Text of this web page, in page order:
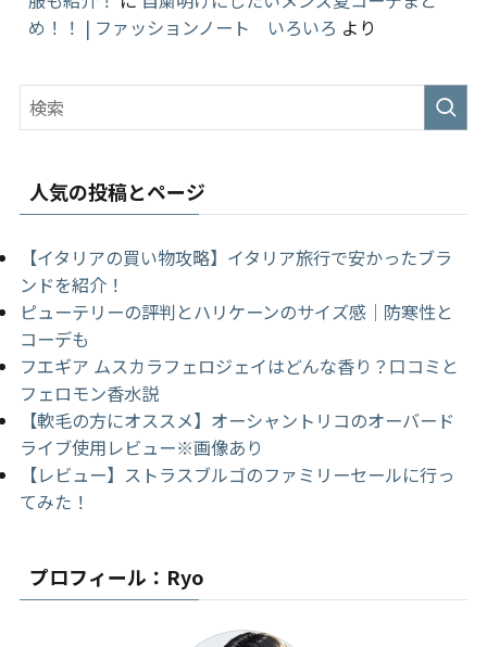
め！！ | ファッションノート いろいろ より
人気の投稿とページ
【イタリアの買い物攻略】イタリア旅行で安かったブラ
ンドを紹介！
ピューテリーの評判とハリケーンのサイズ感｜防寒性と
コーデも
フエギア ムスカラフェロジェイはどんな香り？口コミと
フェロモン香水説
【軟毛の方にオススメ】オーシャントリコのオーバード
ライブ使用レビュー※画像あり
【レビュー】ストラスブルゴのファミリーセールに行っ
てみた！
プロフィール：Ryo